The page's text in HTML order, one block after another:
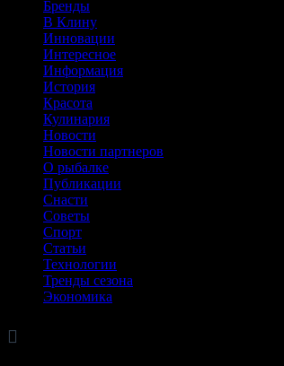
Бренды
В Клину
Инновации
Интересное
Информация
История
Красота
Кулинария
Новости
Новости партнеров
О рыбалке
Публикации
Снасти
Советы
Спорт
Статьи
Технологии
Тренды сезона
Экономика
